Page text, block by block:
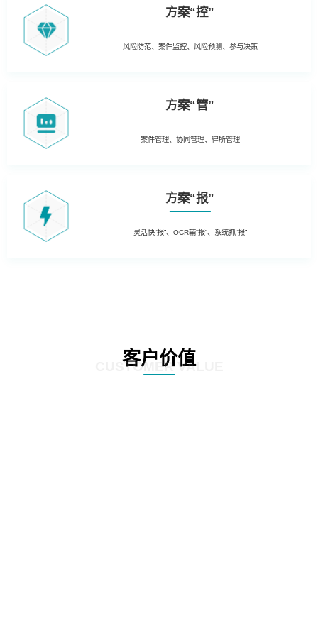
方案“控”
风险防范、案件监控、风险预测、参与决策
方案“管”
案件管理、协同管理、律所管理
方案“报”
灵活快“报”、OCR辅“报”、系统抓“报”
客户价值
CUSTOMER VALUE